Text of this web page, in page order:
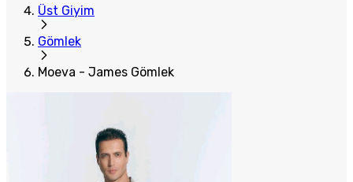
Üst Giyim
Gömlek
Moeva - James Gömlek